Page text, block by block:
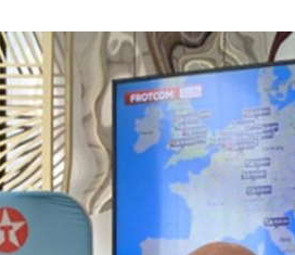
del
características